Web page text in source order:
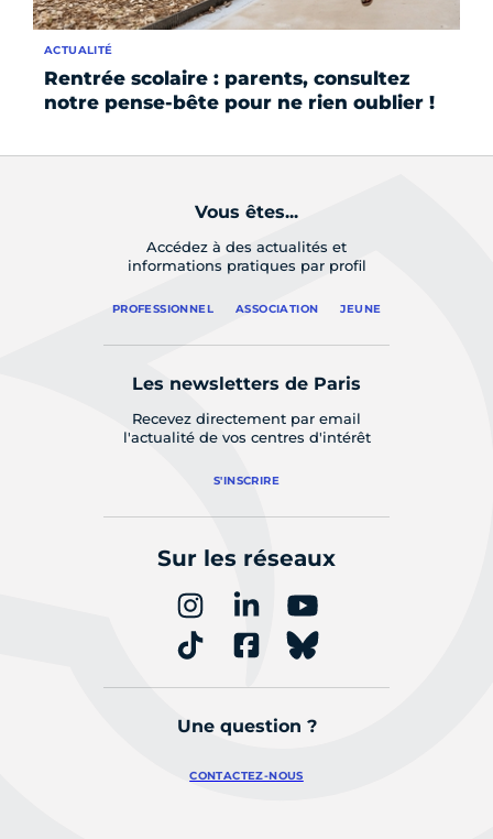
Rentrée scolaire : parents, consultez
notre pense-bête pour ne rien oublier !
ACTUALITÉ
Vous êtes...
Accédez à des actualités et
informations pratiques par profil
PROFESSIONNEL ASSOCIATION JEUNE
Les newsletters de Paris
Recevez directement par email
l'actualité de vos centres d'intérêt
S'INSCRIRE
Sur les réseaux
Une question ?
CONTACTEZ-NOUS